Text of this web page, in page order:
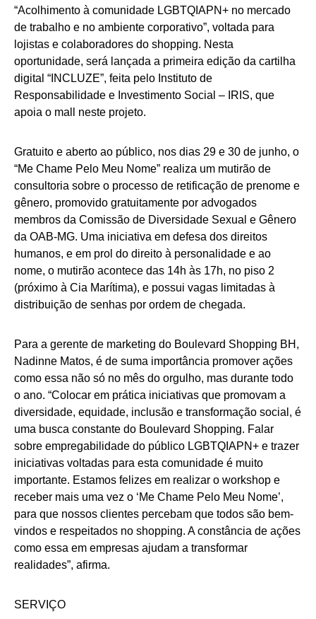
“Acolhimento à comunidade LGBTQIAPN+ no mercado
de trabalho e no ambiente corporativo”, voltada para
lojistas e colaboradores do shopping. Nesta
oportunidade, será lançada a primeira edição da cartilha
digital “INCLUZE”, feita pelo Instituto de
Responsabilidade e Investimento Social – IRIS, que
apoia o mall neste projeto.
Gratuito e aberto ao público, nos dias 29 e 30 de junho, o
“Me Chame Pelo Meu Nome” realiza um mutirão de
consultoria sobre o processo de retificação de prenome e
gênero, promovido gratuitamente por advogados
membros da Comissão de Diversidade Sexual e Gênero
da OAB-MG. Uma iniciativa em defesa dos direitos
humanos, e em prol do direito à personalidade e ao
nome, o mutirão acontece das 14h às 17h, no piso 2
(próximo à Cia Marítima), e possui vagas limitadas à
distribuição de senhas por ordem de chegada.
Para a gerente de marketing do Boulevard Shopping BH,
Nadinne Matos, é de suma importância promover ações
como essa não só no mês do orgulho, mas durante todo
o ano. “Colocar em prática iniciativas que promovam a
diversidade, equidade, inclusão e transformação social, é
uma busca constante do Boulevard Shopping. Falar
sobre empregabilidade do público LGBTQIAPN+ e trazer
iniciativas voltadas para esta comunidade é muito
importante. Estamos felizes em realizar o workshop e
receber mais uma vez o ‘Me Chame Pelo Meu Nome’,
para que nossos clientes percebam que todos são bem-
vindos e respeitados no shopping. A constância de ações
como essa em empresas ajudam a transformar
realidades”, afirma.
SERVIÇO